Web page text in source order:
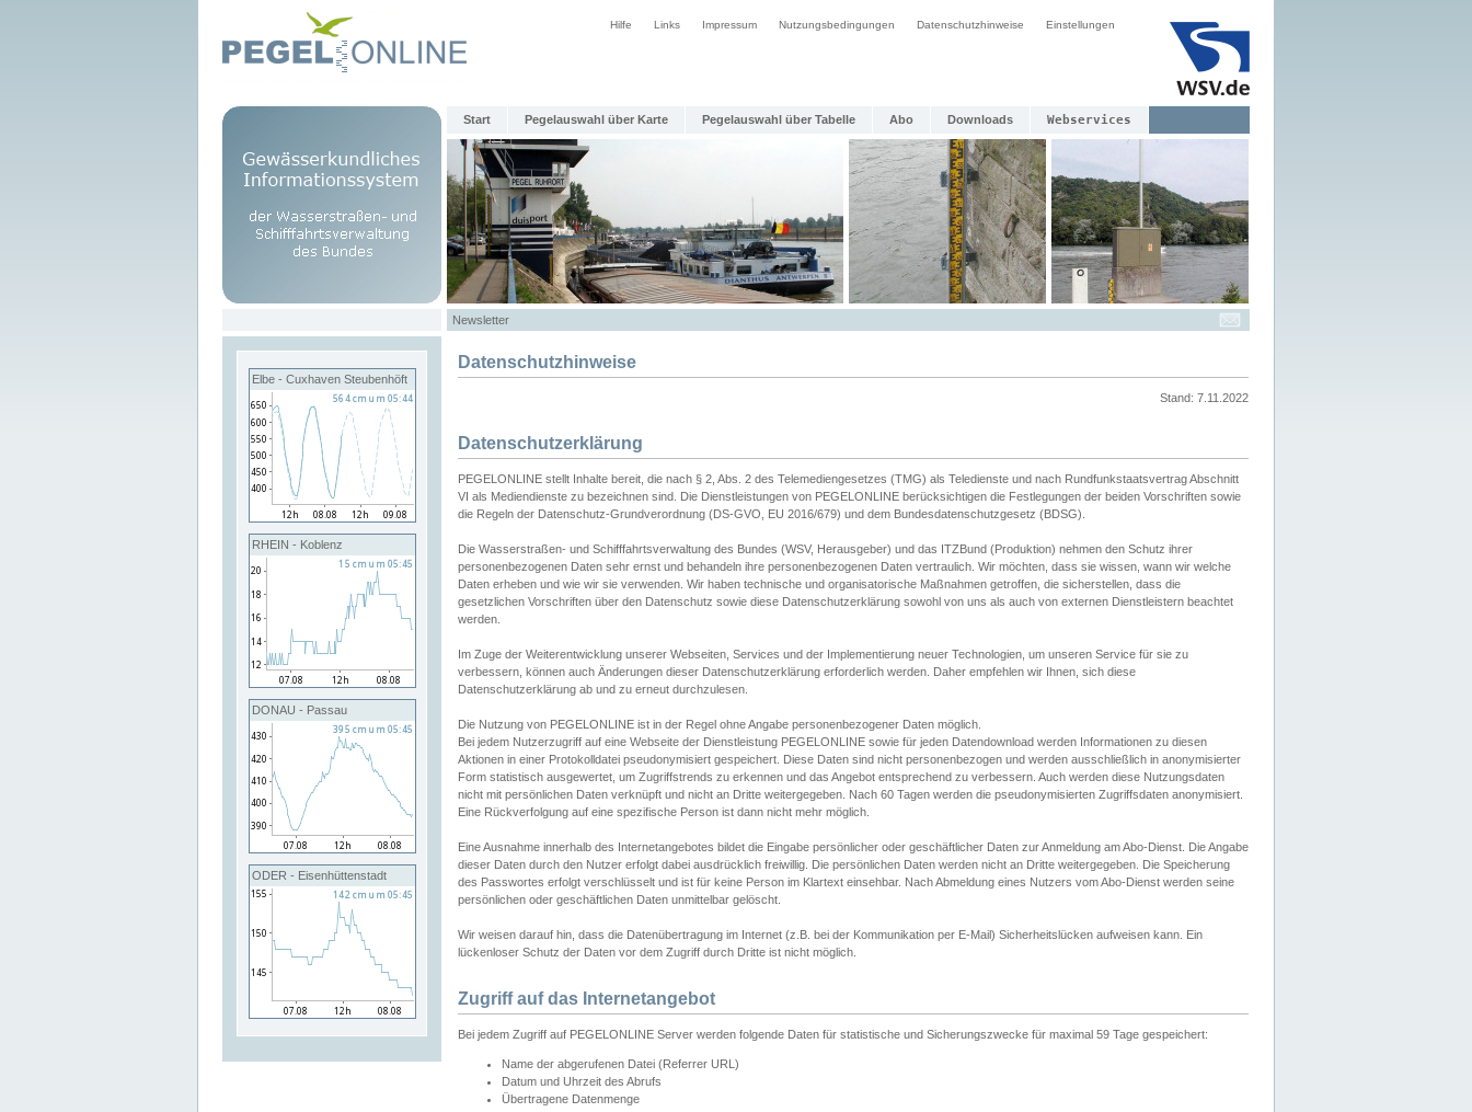
Hilfe Links Impressum Nutzungsbedingungen Datenschutzhinweise Einstellungen
Start Pegelauswahl über Karte Pegelauswahl über Tabelle Abo Downloads Webservices
Newsletter
Elbe - Cuxhaven Steubenhöft
RHEIN - Koblenz
DONAU - Passau
ODER - Eisenhüttenstadt
Datenschutzhinweise
Stand: 7.11.2022
Datenschutzerklärung
PEGELONLINE stellt Inhalte bereit, die nach § 2, Abs. 2 des Telemediengesetzes (TMG) als Teledienste und nach Rundfunkstaatsvertrag Abschnitt
VI als Mediendienste zu bezeichnen sind. Die Dienstleistungen von PEGELONLINE berücksichtigen die Festlegungen der beiden Vorschriften sowie
die Regeln der Datenschutz-Grundverordnung (DS-GVO, EU 2016/679) und dem Bundesdatenschutzgesetz (BDSG).
Die Wasserstraßen- und Schifffahrtsverwaltung des Bundes (WSV, Herausgeber) und das ITZBund (Produktion) nehmen den Schutz ihrer
personenbezogenen Daten sehr ernst und behandeln ihre personenbezogenen Daten vertraulich. Wir möchten, dass sie wissen, wann wir welche
Daten erheben und wie wir sie verwenden. Wir haben technische und organisatorische Maßnahmen getroffen, die sicherstellen, dass die
gesetzlichen Vorschriften über den Datenschutz sowie diese Datenschutzerklärung sowohl von uns als auch von externen Dienstleistern beachtet
werden.
Im Zuge der Weiterentwicklung unserer Webseiten, Services und der Implementierung neuer Technologien, um unseren Service für sie zu
verbessern, können auch Änderungen dieser Datenschutzerklärung erforderlich werden. Daher empfehlen wir Ihnen, sich diese
Datenschutzerklärung ab und zu erneut durchzulesen.
Die Nutzung von PEGELONLINE ist in der Regel ohne Angabe personenbezogener Daten möglich.
Bei jedem Nutzerzugriff auf eine Webseite der Dienstleistung PEGELONLINE sowie für jeden Datendownload werden Informationen zu diesen
Aktionen in einer Protokolldatei pseudonymisiert gespeichert. Diese Daten sind nicht personenbezogen und werden ausschließlich in anonymisierter
Form statistisch ausgewertet, um Zugriffstrends zu erkennen und das Angebot entsprechend zu verbessern. Auch werden diese Nutzungsdaten
nicht mit persönlichen Daten verknüpft und nicht an Dritte weitergegeben. Nach 60 Tagen werden die pseudonymisierten Zugriffsdaten anonymisiert.
Eine Rückverfolgung auf eine spezifische Person ist dann nicht mehr möglich.
Eine Ausnahme innerhalb des Internetangebotes bildet die Eingabe persönlicher oder geschäftlicher Daten zur Anmeldung am Abo-Dienst. Die Angabe
dieser Daten durch den Nutzer erfolgt dabei ausdrücklich freiwillig. Die persönlichen Daten werden nicht an Dritte weitergegeben. Die Speicherung
des Passwortes erfolgt verschlüsselt und ist für keine Person im Klartext einsehbar. Nach Abmeldung eines Nutzers vom Abo-Dienst werden seine
persönlichen oder geschäftlichen Daten unmittelbar gelöscht.
Wir weisen darauf hin, dass die Datenübertragung im Internet (z.B. bei der Kommunikation per E-Mail) Sicherheitslücken aufweisen kann. Ein
lückenloser Schutz der Daten vor dem Zugriff durch Dritte ist nicht möglich.
Zugriff auf das Internetangebot
Bei jedem Zugriff auf PEGELONLINE Server werden folgende Daten für statistische und Sicherungszwecke für maximal 59 Tage gespeichert:
Name der abgerufenen Datei (Referrer URL)
Datum und Uhrzeit des Abrufs
Übertragene Datenmenge